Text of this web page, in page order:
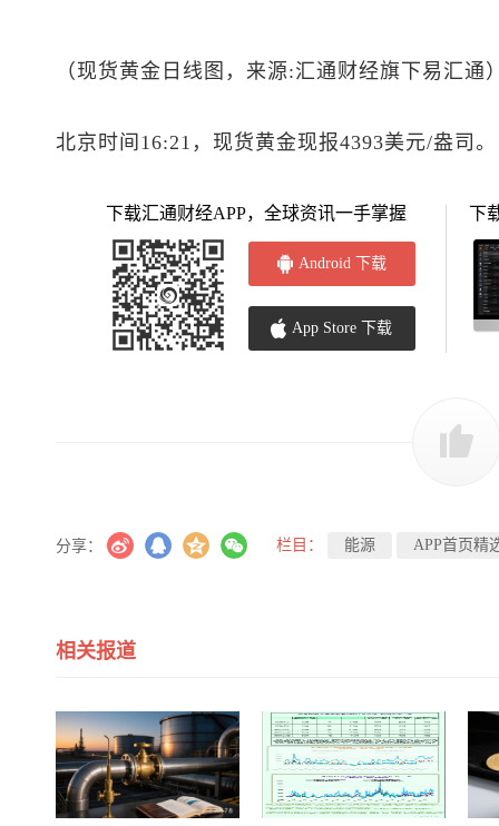
（现货黄金 日线图，来源:汇通财经旗下易汇通
北京时间16:21， 现货黄金现报4393美元/盎司。
下载汇通财经APP，全球资讯一手掌握
Android 下载
App Store 下载
下
分享： 栏目： 能源 APP首页精
相关报道